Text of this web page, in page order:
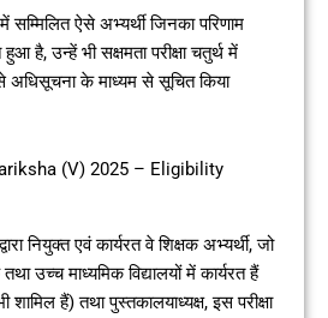
सम्मिलित ऐसे अभ्यर्थी जिनका परिणाम
है, उन्हें भी सक्षमता परीक्षा चतुर्थ में
अधिसूचना के माध्यम से सूचित किया
(V) 2025 – Eligibility
नियुक्त एवं कार्यरत वे शिक्षक अभ्यर्थी, जो
उच्च माध्यमिक विद्यालयों में कार्यरत हैं
शामिल हैं) तथा पुस्तकालयाध्यक्ष, इस परीक्षा